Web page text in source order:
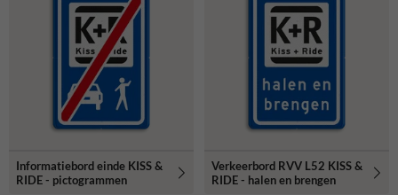
Informatiebord einde KISS &
RIDE - pictogrammen
Verkeerbord RVV L52 KISS &
RIDE - halen en brengen